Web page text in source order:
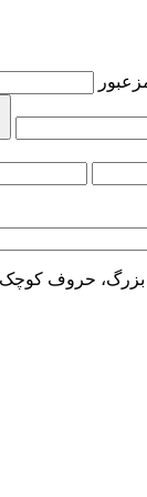
کوچک و عدد باشد و